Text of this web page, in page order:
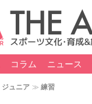
コラム ニュース
ジュニア 練習